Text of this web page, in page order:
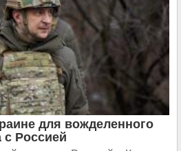
для вожделенного
с Россией